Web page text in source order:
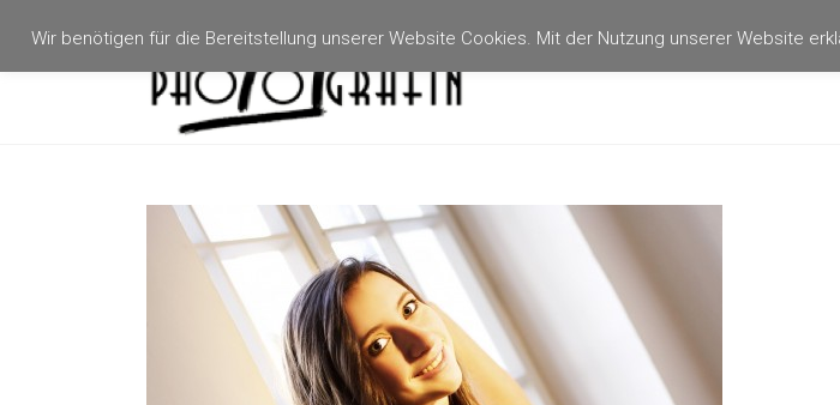
Inhalt
Photogräfin
Hagenau
Wir benötigen für die Bereitstellung unserer Website Cookies. Mit der Nutzung unserer Website